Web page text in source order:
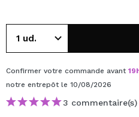
Confirmer votre commande avant 19
notre entrepôt le 10/08/2026
3